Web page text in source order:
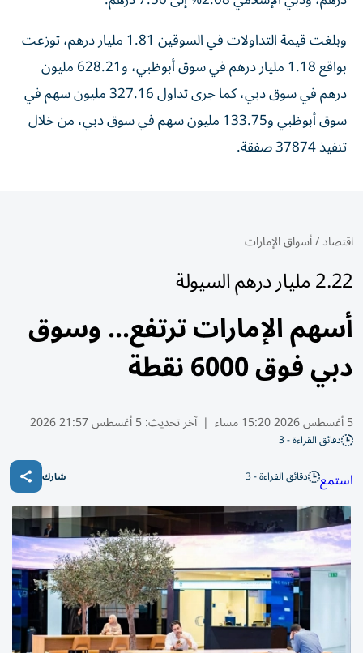
وبلغت قيمة التداولات في السوقين 1.81 مليار درهم، توزعت
بواقع 1.18 مليار درهم في سوق أبوظبي، و628.21 مليون
درهم في سوق دبي، كما جرى تداول 327.16 مليون سهم في
سوق أبوظبي و133.75 مليون سهم في سوق دبي، من خلال
تنفيذ 37874 صفقة.
اقتصاد/أسواق الإمارات
2.22 مليار درهم السيولة
أسهم الإمارات ترتفع... وسوق
دبي فوق 6000 نقطة
5 أغسطس 2026 15:20 مساء | آخر تحديث:5 أغسطس 21:57 2026
دقائق القراءة - 3
استمع دقائق القراءة - 3 شارك